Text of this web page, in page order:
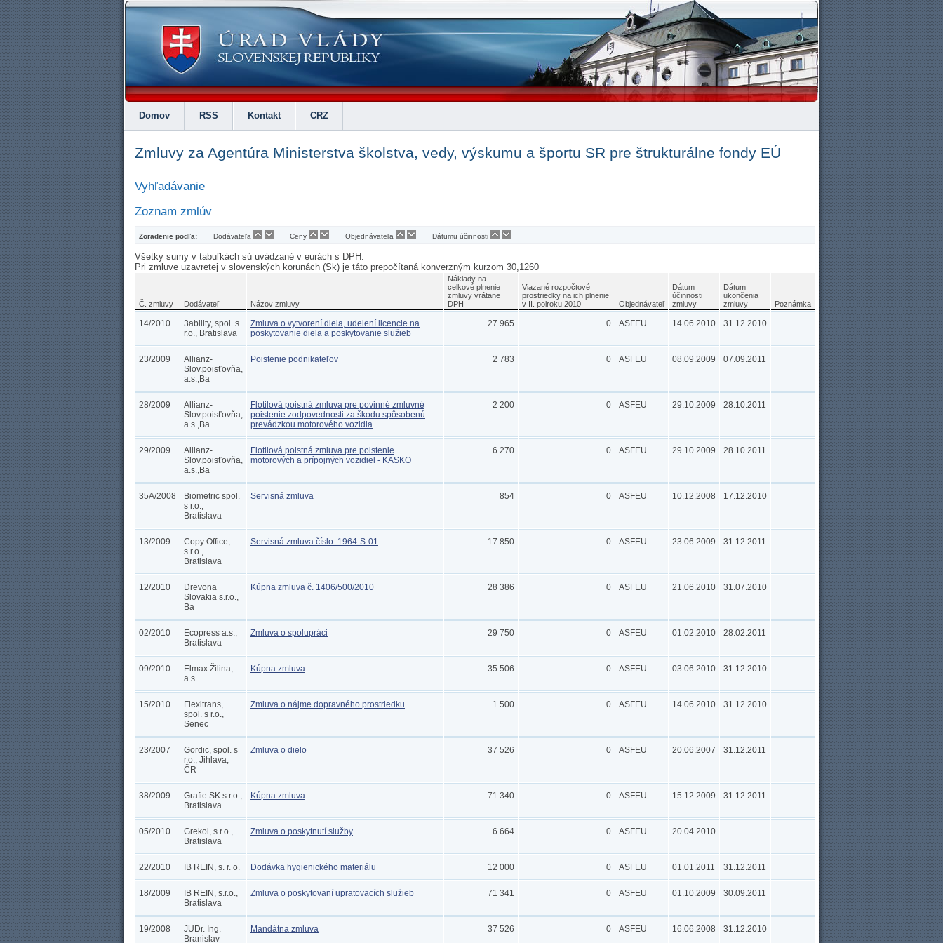
Domov RSS Kontakt CRZ
Zmluvy za Agentúra Ministerstva školstva, vedy, výskumu a športu SR pre štrukturálne fondy EÚ
Vyhľadávanie
Zoznam zmlúv
Zoradenie podľa: Dodávateľa Ceny Objednávateľa Dátumu účinnosti
Všetky sumy v tabuľkách sú uvádzané v eurách s DPH.
Pri zmluve uzavretej v slovenských korunách (Sk) je táto prepočítaná konverzným kurzom 30,1260
Č. zmluvy Dodávateľ Názov zmluvy
Náklady na
celkové plnenie
zmluvy vrátane
DPH
Viazané rozpočtové
prostriedky na ich plnenie
v II. polroku 2010
Objednávateľ
Dátum
účinnosti
zmluvy
Dátum
ukončenia
zmluvy
Poznámka
14/2010
3ability, spol. s
r.o., Bratislava
Zmluva o vytvorení diela, udelení licencie na
poskytovanie diela a poskytovanie služieb
27 965 0 ASFEU 14.06.2010 31.12.2010
23/2009
Allianz-
Slov.poisťovňa,
a.s.,Ba
Poistenie podnikateľov 2 783 0 ASFEU 08.09.2009 07.09.2011
28/2009
Allianz-
Slov.poisťovňa,
a.s.,Ba
Flotilová poistná zmluva pre povinné zmluvné
poistenie zodpovednosti za škodu spôsobenú
prevádzkou motorového vozidla
2 200 0 ASFEU 29.10.2009 28.10.2011
29/2009
Allianz-
Slov.poisťovňa,
a.s.,Ba
Flotilová poistná zmluva pre poistenie
motorových a prípojných vozidiel - KASKO
6 270 0 ASFEU 29.10.2009 28.10.2011
35A/2008
Biometric spol.
s r.o.,
Bratislava
Servisná zmluva 854 0 ASFEU 10.12.2008 17.12.2010
13/2009
Copy Office,
s.r.o.,
Bratislava
Servisná zmluva číslo: 1964-S-01 17 850 0 ASFEU 23.06.2009 31.12.2011
12/2010
Drevona
Slovakia s.r.o.,
Ba
Kúpna zmluva č. 1406/500/2010 28 386 0 ASFEU 21.06.2010 31.07.2010
02/2010
Ecopress a.s.,
Bratislava
Zmluva o spolupráci 29 750 0 ASFEU 01.02.2010 28.02.2011
09/2010
Elmax Žilina,
a.s.
Kúpna zmluva 35 506 0 ASFEU 03.06.2010 31.12.2010
15/2010
Flexitrans,
spol. s r.o.,
Senec
Zmluva o nájme dopravného prostriedku 1 500 0 ASFEU 14.06.2010 31.12.2010
23/2007
Gordic, spol. s
r.o., Jihlava,
ČR
Zmluva o dielo 37 526 0 ASFEU 20.06.2007 31.12.2011
38/2009
Grafie SK s.r.o.,
Bratislava
Kúpna zmluva 71 340 0 ASFEU 15.12.2009 31.12.2011
05/2010
Grekol, s.r.o.,
Bratislava
Zmluva o poskytnutí služby 6 664 0 ASFEU 20.04.2010
22/2010 IB REIN, s. r. o. Dodávka hygienického materiálu 12 000 0 ASFEU 01.01.2011 31.12.2011
18/2009
IB REIN, s.r.o.,
Bratislava
Zmluva o poskytovaní upratovacích služieb 71 341 0 ASFEU 01.10.2009 30.09.2011
19/2008
JUDr. Ing.
Branislav
Mandátna zmluva 37 526 0 ASFEU 16.06.2008 31.12.2010